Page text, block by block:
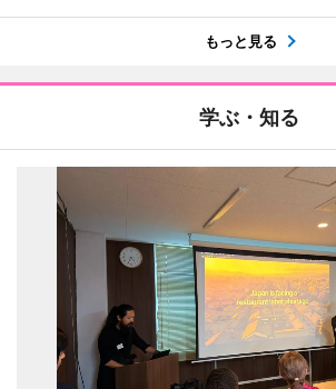
もっと見る
学ぶ・知る